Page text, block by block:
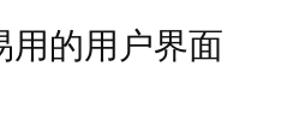
用的用户界面